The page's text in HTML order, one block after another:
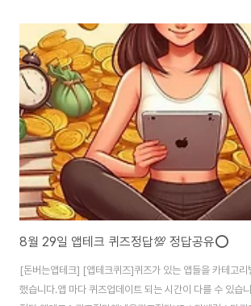
SOL페이 결제 시 즉시 할인되는 금액은?정답: 500원신
야구쏠퀴즈LG트윈스가 리그 최초로 12연속 위닝시리즈
굳히는 모습입니다. 아래 중 위닝시리즈의 의미로 맞는 것
즈에서 2승이상을 거두는 것 NH올원뱅크디깅퀴즈오늘
뱅크 하나은행 카카오뱅크 신한은행 신한S..
8월 29일 앱테크 퀴즈정답💯 정답공유⭕️
[돈버는앱테크] [앱테크퀴즈]퀴즈가 있는 앱들을 카테고리
했습니다.앱 마다 퀴즈업데이트 되는 시간이 다를 수 있습